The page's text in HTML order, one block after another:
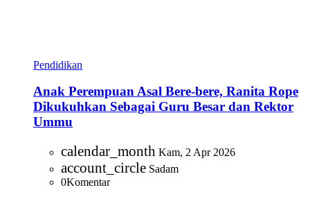
Pendidikan
Anak Perempuan Asal Bere-bere, Ranita Rope
Dikukuhkan Sebagai Guru Besar dan Rektor
Ummu
calendar_month Kam, 2 Apr 2026
account_circle Sadam
0Komentar